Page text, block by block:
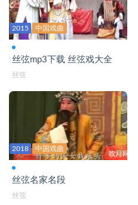
2015 中国戏曲
丝弦mp3下载 丝弦戏大全
丝弦
全
2018 中国戏曲
丝弦名家名段
丝弦